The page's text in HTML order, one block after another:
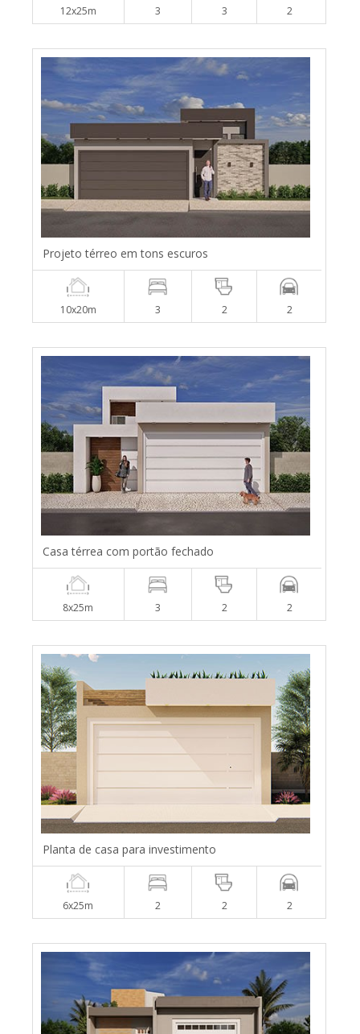
12x25m 3 3 2
Projeto térreo em tons escuros
10x20m 3 2 2
Casa térrea com portão fechado
8x25m 3 2 2
Planta de casa para investimento
6x25m 2 2 2